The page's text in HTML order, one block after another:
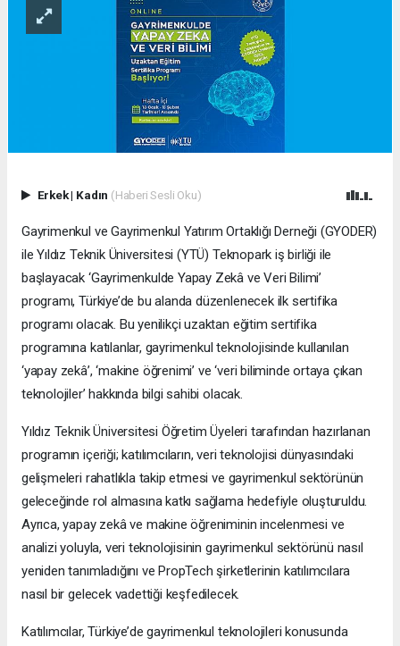
Erkek| Kadın (Haberi Sesli Oku)
Gayrimenkul ve Gayrimenkul Yatırım Ortaklığı Derneği (GYODER)
ile Yıldız Teknik Üniversitesi (YTÜ) Teknopark iş birliği ile
başlayacak ‘Gayrimenkulde Yapay Zekâ ve Veri Bilimi’
programı, Türkiye’de bu alanda düzenlenecek ilk sertifika
programı olacak. Bu yenilikçi uzaktan eğitim sertifika
programına katılanlar, gayrimenkul teknolojisinde kullanılan
‘yapay zekâ’, ‘makine öğrenimi’ ve ‘veri biliminde ortaya çıkan
teknolojiler’ hakkında bilgi sahibi olacak.
Yıldız Teknik Üniversitesi Öğretim Üyeleri tarafından hazırlanan
programın içeriği; katılımcıların, veri teknolojisi dünyasındaki
gelişmeleri rahatlıkla takip etmesi ve gayrimenkul sektörünün
geleceğinde rol almasına katkı sağlama hedefiyle oluşturuldu.
Ayrıca, yapay zekâ ve makine öğreniminin incelenmesi ve
analizi yoluyla, veri teknolojisinin gayrimenkul sektörünü nasıl
yeniden tanımladığını ve PropTech şirketlerinin katılımcılara
nasıl bir gelecek vadettiği keşfedilecek.
Katılımcılar, Türkiye’de gayrimenkul teknolojileri konusunda